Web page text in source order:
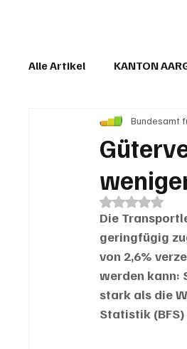
Alle Artikel KANTON
IN EIGENER SACHEBundesamt
Mit NaN von
Die
geringfügig
von 2,6%
werden kann:
stark als die
Statistik